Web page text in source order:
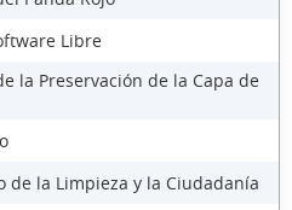
Libre
la Preservación de la Capa de
de la Limpieza y la Ciudadanía